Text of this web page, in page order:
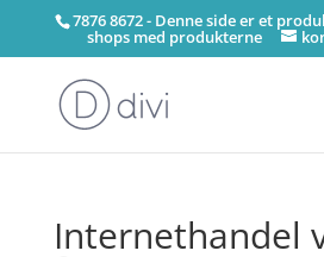
7876 8672 - Denne side er et
shops med produkterne
Internethandel